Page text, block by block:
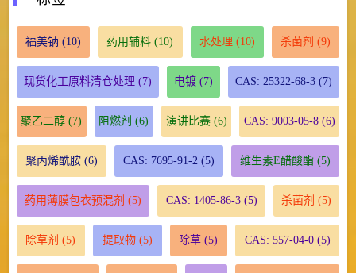
福美钠 (10) 药用辅料 (10) 水处理 (10) 杀菌剂 (9)
现货化工原料清仓处理 (7) 电镀 (7) CAS: 25322-68-3 (7)
聚乙二醇 (7) 阻燃剂 (6) 演讲比赛(6) CAS: 9003-05-8(6)
聚丙烯酰胺(6) CAS: 7695-91-2 (5) 维生素E醋酸酯 (5)
药用薄膜包衣预混剂 (5) CAS: 1405-86-3(5) 杀菌剂 (5)
除草剂 (5) 提取物(5) 除草 (5) CAS: 557-04-0(5)